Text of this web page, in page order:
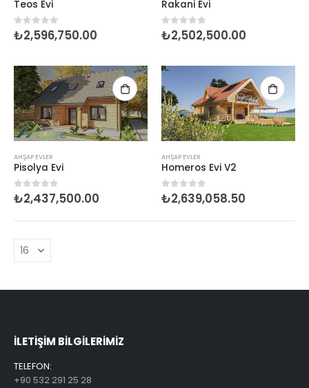
Teos Evi
0 5 üzerinden
₺2,596,750.00
Rakani Evi
0 5 üzerinden
₺2,502,500.00
AHŞAP EVLER
Pisolya Evi
0 5 üzerinden
₺2,437,500.00
AHŞAP EVLER
Homeros Evi V2
0 5 üzerinden
₺2,639,058.50
ILETİŞİM BİLGİLERİMİZ
TELEFON:
+90 532 291 25 28